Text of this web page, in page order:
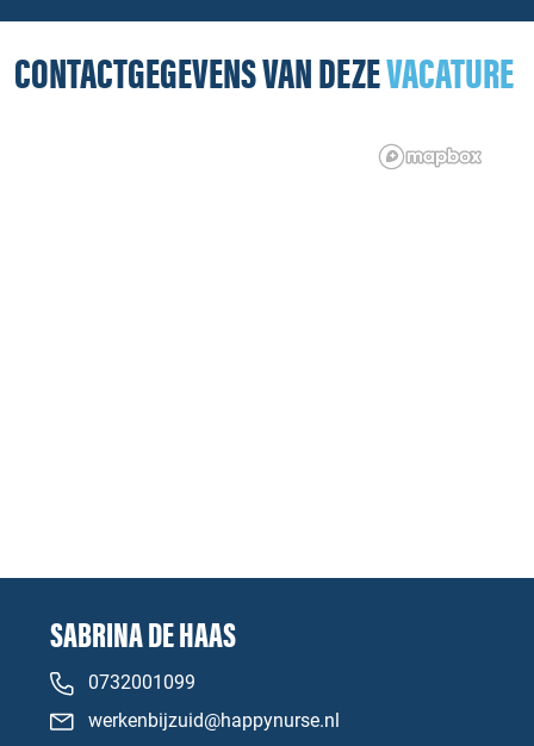
CONTACTGEGEVENS VAN DEZEVACATURE
SABRINA DE HAAS
0732001099
werkenbijzuid@happynurse.nl